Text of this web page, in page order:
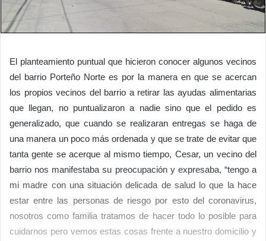
El planteamiento puntual que hicieron conocer algunos vecinos
del barrio Porteño Norte es por la manera en que se acercan
los propios vecinos del barrio a retirar las ayudas alimentarias
que llegan, no puntualizaron a nadie sino que el pedido es
generalizado, que cuando se realizaran entregas se haga de
una manera un poco más ordenada y que se trate de evitar que
tanta gente se acerque al mismo tiempo, Cesar, un vecino del
barrio nos manifestaba su preocupación y expresaba, “tengo a
mi madre con una situación delicada de salud lo que la hace
estar entre las personas de riesgo por esto del coronavirus,
nosotros como familia tratamos de hacer todo lo posible para
cuidarnos pero vemos estas cosas frente a nuestro domicilio y